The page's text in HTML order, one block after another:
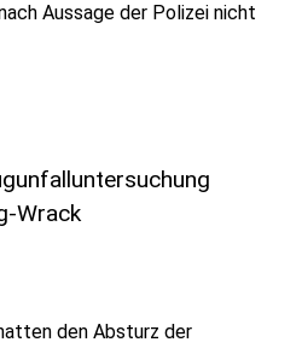
Aussage der Polizei nicht
Wrack
den Absturz der